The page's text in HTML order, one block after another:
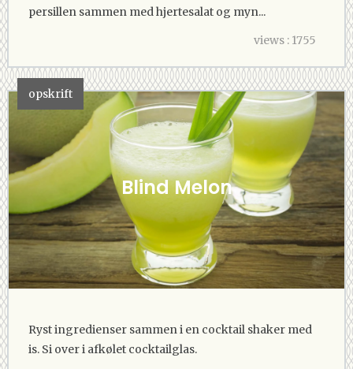
persillen sammen med hjertesalat og myn...
views : 1755
opskrift
Blind Melon
Ryst ingredienser sammen i en cocktail shaker med
is. Si over i afkølet cocktailglas.